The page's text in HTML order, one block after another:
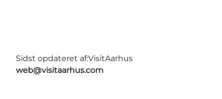
Sidst opdateret af:VisitAarhus
web@visitaarhus.com